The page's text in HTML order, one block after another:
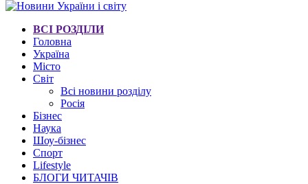
ВСІ РОЗДІЛИ
Головна
Україна
Місто
Світ
Всі новини розділу
Росія
Бізнес
Наука
Шоу-бізнес
Спорт
Lifestyle
БЛОГИ ЧИТАЧІВ